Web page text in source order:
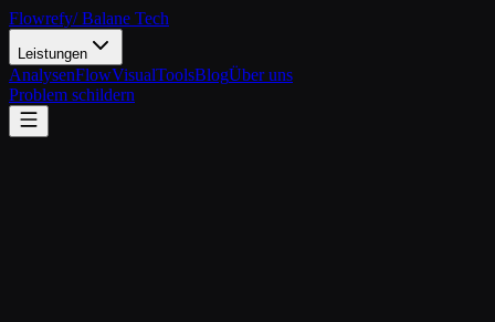
Flowrefy/ Balane Tech
Leistungen
AnalysenFlowVisualToolsBlogÜber uns
Problem schildern